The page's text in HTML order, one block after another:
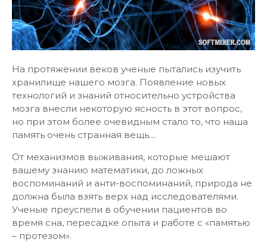
На протяжении веков ученые пытались изучить
хранилище нашего мозга. Появление новых
технологий и знаний относительно устройства
мозга внесли некоторую ясность в этот вопрос,
но при этом более очевидным стало то, что наша
память очень странная вещь…
От механизмов выживания, которые мешают
вашему знанию математики, до ложных
воспоминаний и анти-воспоминаний, природа не
должна была взять верх над исследователями.
Ученые преуспели в обучении пациентов во
время сна, пересадке опыта и работе с «памятью
– протезом».